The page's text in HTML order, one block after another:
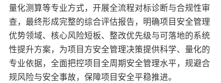
量化测算等专业方式，开展全流程对标诊断与合规性审
查，最终形成完整的综合评估报告，明确项目安全管理
优势领域、核心风险短板、整改优先级与可落地的系统
性提升方案，为项目方安全管理决策提供科学、量化的
专业依据，全面把控项目全周期安全管理水平，规避合
规风险与安全事故，保障项目安全平稳推进。